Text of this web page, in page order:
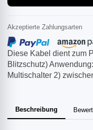
Diese Kabel dient zum
Blitzschutz)
Multischalter 2)
Beschreibung
Akzeptierte Zahlungsarten